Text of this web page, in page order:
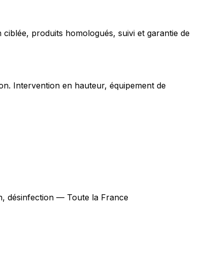
produits homologués, suivi et garantie de
Intervention en hauteur, équipement de
désinfection — Toute la France